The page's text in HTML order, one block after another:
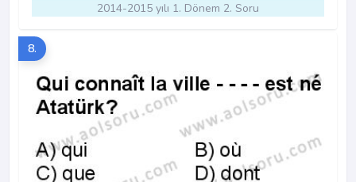
2014-2015 yılı 1. Dönem 2. Soru
8.